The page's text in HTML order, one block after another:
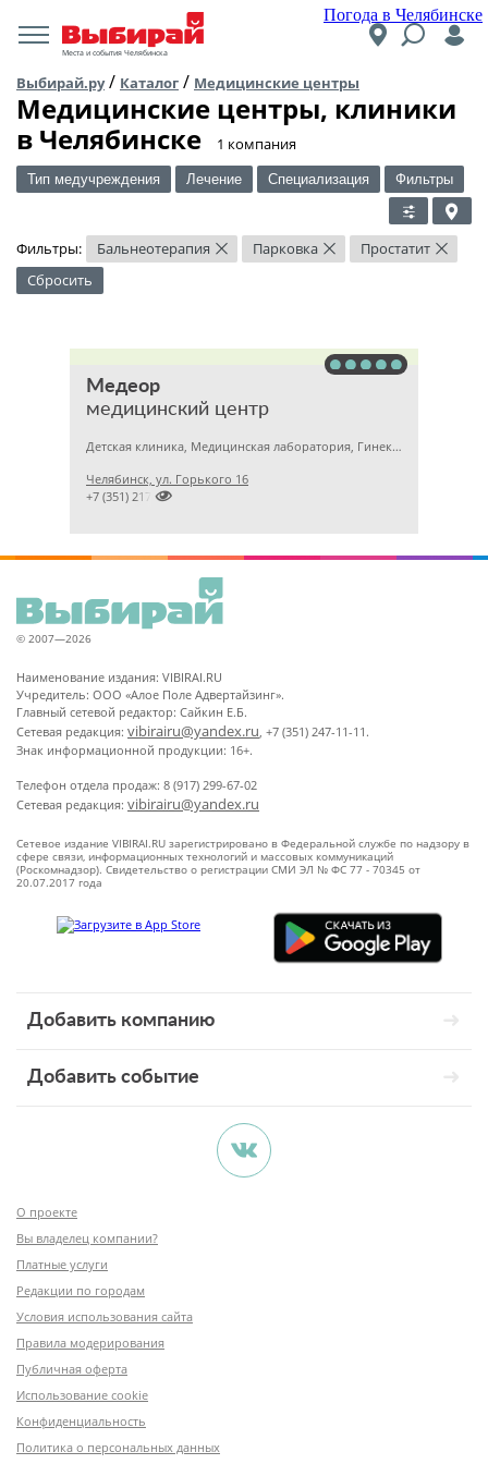
Погода в Челябинске
Места и события Челябинска
Выбирай.ру/ Каталог / Медицинские центры
Медицинские центры, клиники
в Челябинске
​1 компания
Тип медучреждения Лечение Специализация Фильтры
Фильтры: Бальнеотерапия × Парковка × Простатит ×
Сбросить
Медеор
медицинский центр
Детская клиника, Медицинская лаборатория, Гинекология
Челябинск, ул. Горького 16

+7 (351) 2172376
© 2007—2026
Наименование издания: VIBIRAI.RU
Учредитель: ООО «Алое Поле Адвертайзинг».
Главный сетевой редактор: Сайкин Е.Б.
Сетевая редакция: vibirairu@yandex.ru, +7 (351) 247-11-11.
Знак информационной продукции: 16+.
Телефон отдела продаж: 8 (917) 299-67-02
Сетевая редакция: vibirairu@yandex.ru
Сетевое издание VIBIRAI.RU зарегистрировано в Федеральной службе по надзору в
сфере связи, информационных технологий и массовых коммуникаций
(Роскомнадзор). Свидетельство о регистрации СМИ ЭЛ № ФС 77 - 70345 от
20.07.2017 года
Добавить компанию
Добавить событие
О проекте
Вы владелец компании?
Платные услуги
Редакции по городам
Условия использования сайта
Правила модерирования
Публичная оферта
Использование cookie
Конфиденциальность
Политика о персональных данных